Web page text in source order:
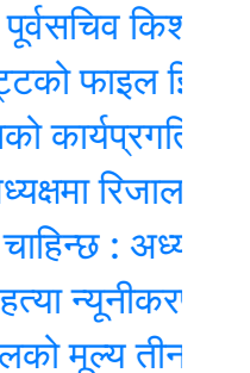
किशोर थापा
फाइल झिकाउन
विवरण
: अध्यक्ष प्रेम
र बाल
तीन महिनाकै